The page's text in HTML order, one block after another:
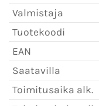
Valmistaja
Tuotekoodi
EAN
Saatavilla
Toimitusaika alk.